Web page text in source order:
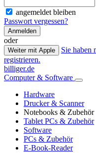
angemeldet bleiben
Passwort vergessen?
Anmelden
oder
Weiter mit Apple
Sie haben
registrieren.
billiger.de
Computer & Software
Hardware
Drucker & Scanner
Notebooks & Zubehör
Tablet PCs & Zubehör
Software
PCs & Zubehör
E-Book-Reader